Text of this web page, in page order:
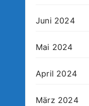
Juni 2024
Mai 2024
April 2024
März 2024